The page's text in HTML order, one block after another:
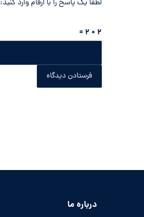
لطفا یک پاسخ را با ارقام وارد کنید:
2 × 2 =
فرستادن دیدگاه
درباره ما